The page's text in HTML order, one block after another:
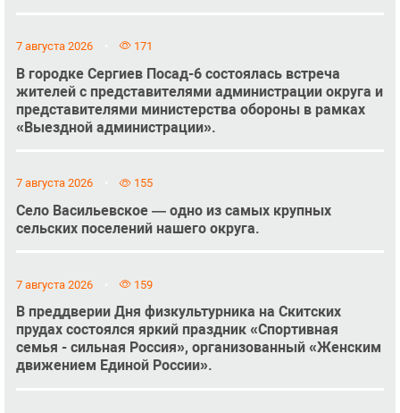
7 августа 2026 171
В городке Сергиев Посад-6 состоялась встреча
жителей с представителями администрации округа и
представителями министерства обороны в рамках
«Выездной администрации».
7 августа 2026 155
Село Васильевское — одно из самых крупных
сельских поселений нашего округа.
7 августа 2026 159
В преддверии Дня физкультурника на Скитских
прудах состоялся яркий праздник «Спортивная
семья - сильная Россия», организованный «Женским
движением Единой России».